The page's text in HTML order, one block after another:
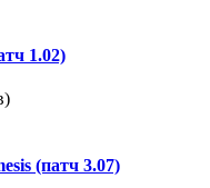
1.02)
(патч 3.07)